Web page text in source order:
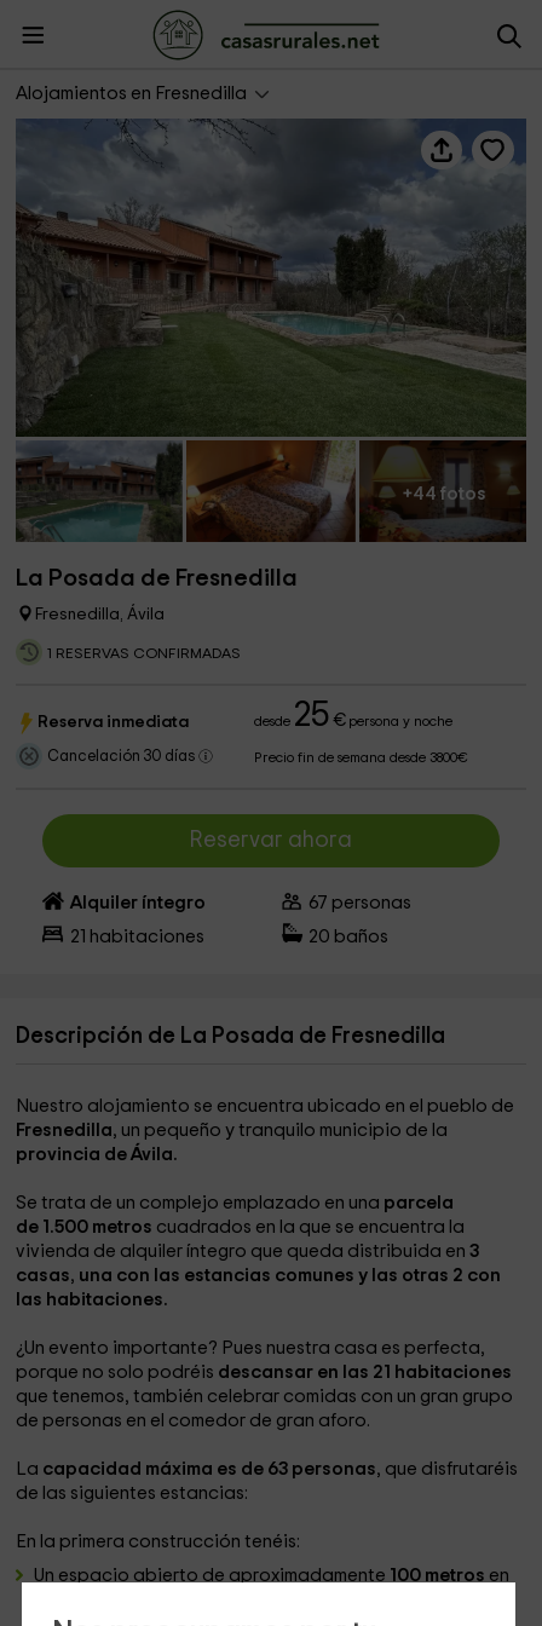
Alojamientos en Fresnedilla
La Posada de Fresnedilla
+44 fotos
La Posada de Fresnedilla
Fresnedilla, Ávila
1 RESERVAS CONFIRMADAS
Reserva inmediata desde 25 €persona y noche
Cancelación 30 días Precio fin de semana desde 3800€
Reservar ahora
Alquiler íntegro 67 personas
21
habitaciones 20 baños
Descripción de La Posada de Fresnedilla
Nuestro alojamiento se encuentra ubicado en el pueblo de
Fresnedilla, un pequeño y tranquilo municipio de la
provincia de Ávila.
Se trata de un complejo emplazado en una parcela
de 1.500 metros cuadrados en la que se encuentra la
vivienda de alquiler íntegro que queda distribuida en3
casas, una con las estancias comunes y las otras 2 con
las habitaciones.
¿Un evento importante? Pues nuestra casa es perfecta,
porque no solo podréis descansar en las 21 habitaciones
que tenemos, también celebrar comidas con un gran grupo
de personas en el comedor de gran aforo.
La capacidad máxima es de 63 personas, que disfrutaréis
de las siguientes estancias:
En la primera construcción tenéis:
Un espacio abierto de aproximadamente 100 metros en